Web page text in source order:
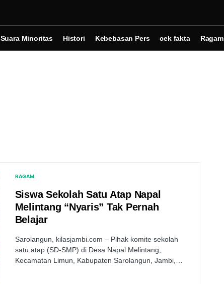
Suara Minoritas Histori Kebebasan Pers cek fakta Ragam
RAGAM
Siswa Sekolah Satu Atap Napal
Melintang “Nyaris” Tak Pernah
Belajar
Sarolangun, kilasjambi.com – Pihak komite sekolah
satu atap (SD-SMP) di Desa Napal Melintang,
Kecamatan Limun, Kabupaten Sarolangun, Jambi,…